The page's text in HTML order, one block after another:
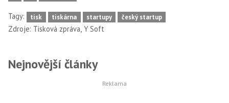
Tagy: tisk tiskárna startupy český startup
Zdroje: Tisková zpráva Y Soft
Nejnovější články